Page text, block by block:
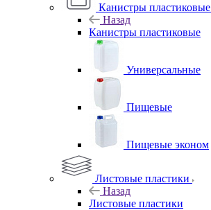
Канистры пластиковые
Назад
Канистры пластиковые
Универсальные
Пищевые
Пищевые эконом
Листовые пластики
Назад
Листовые пластики